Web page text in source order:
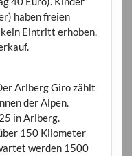
haben freien
Eintritt erhoben.
Arlberg Giro zählt
der Alpen.
in Arlberg.
150 Kilometer
werden 1500